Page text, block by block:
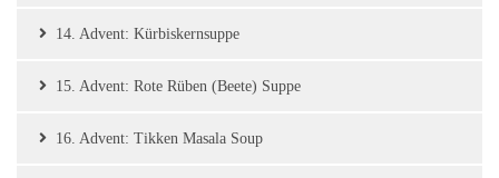
14. Advent: Kürbiskernsuppe
15. Advent: Rote Rüben (Beete) Suppe
16. Advent: Tikken Masala Soup